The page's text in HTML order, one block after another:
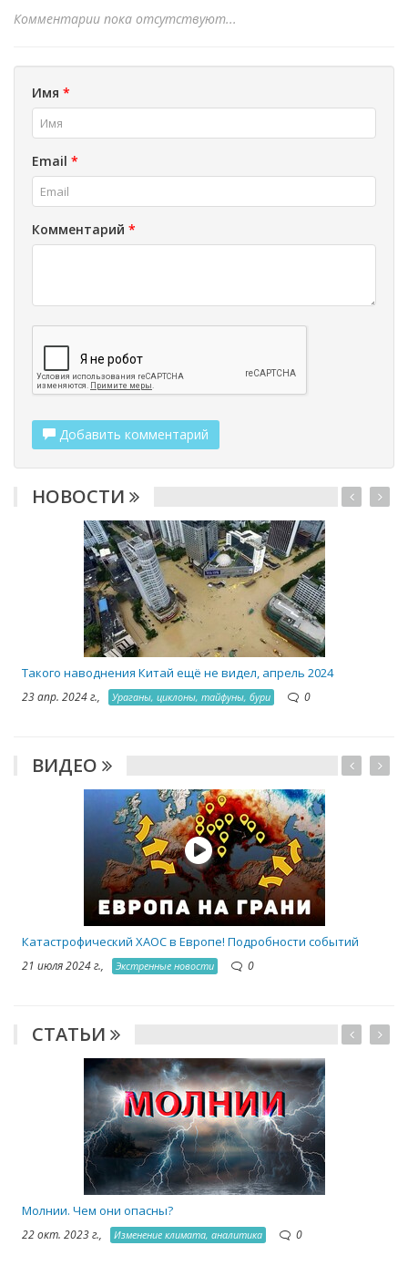
Комментарии пока отсутствуют...
Имя *
Email *
Комментарий *
Добавить комментарий
НОВОСТИ
Такого наводнения Китай ещё не видел, апрель 2024
23 апр. 2024 г., Ураганы, циклоны, тайфуны, бури 0
ВИДЕО
Катастрофический ХАОС в Европе! Подробности событий
21 июля 2024 г., Экстренные новости 0
СТАТЬИ
Молнии. Чем они опасны?
22 окт. 2023 г., Изменение климата, аналитика 0